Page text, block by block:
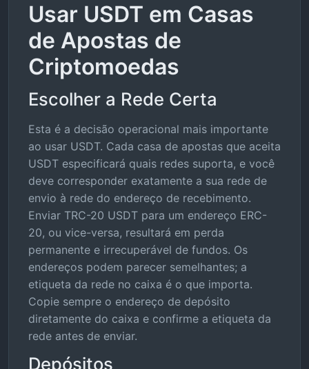
Usar USDT em Casas
de Apostas de
Criptomoedas
Escolher a Rede Certa
Esta é a decisão operacional mais importante
ao usar USDT. Cada casa de apostas que aceita
USDT especificará quais redes suporta, e você
deve corresponder exatamente a sua rede de
envio à rede do endereço de recebimento.
Enviar TRC-20 USDT para um endereço ERC-
20, ou vice-versa, resultará em perda
permanente e irrecuperável de fundos. Os
endereços podem parecer semelhantes; a
etiqueta da rede no caixa é o que importa.
Copie sempre o endereço de depósito
diretamente do caixa e confirme a etiqueta da
rede antes de enviar.
Depósitos